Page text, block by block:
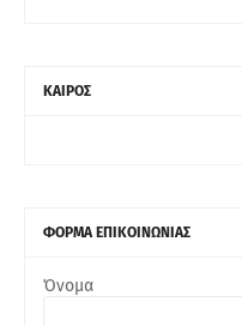
ΚΑΙΡΟΣ
ΦΟΡΜΑ ΕΠΙΚΟΙΝΩΝΙΑΣ
Όνομα